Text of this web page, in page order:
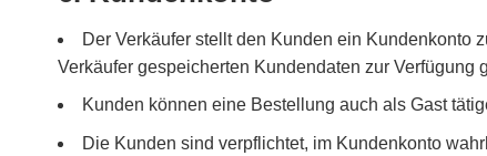
Der Verkäufer stellt den Kunden ein Kundenkonto
Verkäufer gespeicherten Kundendaten zur
Kunden können eine Bestellung auch als Gast
Die Kunden sind verpflichtet, im Kundenkonto